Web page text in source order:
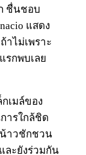
ชื่นชอบ
แสดง
าไม่เพราะ
รกพบเลย
เมล์ของ
ารใกล้ชิด
น้าวชักชวน
ละยังร่วมกัน